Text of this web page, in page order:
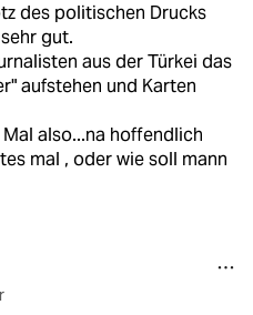
des politischen Drucks
gut.
aus der Türkei das
aufstehen und Karten
also...na hoffendlich
mal , oder wie soll mann